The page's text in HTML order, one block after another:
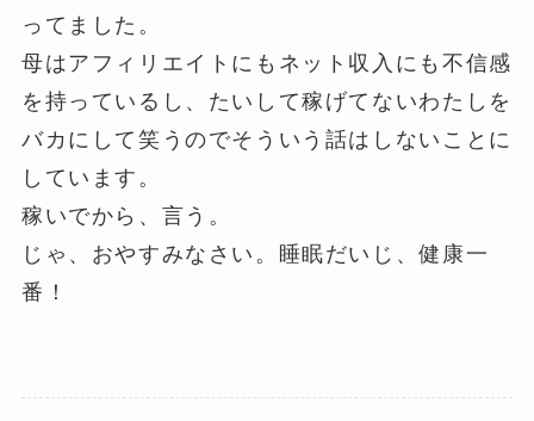
ってました。
母はアフィリエイトにもネット収入にも不信感
を持っているし、たいして稼げてないわたしを
バカにして笑うのでそういう話はしないことに
しています。
稼いでから、言う。
じゃ、おやすみなさい。睡眠だいじ、健康一
番！